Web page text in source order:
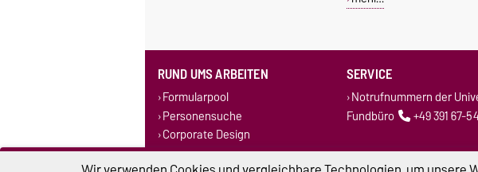
RUND UMS ARBEITEN
Formularpool
Personensuche
Corporate Design
Stellenausschreibungen
SERVICE
Notrufnummern der
Fundbüro
+49 391 67-